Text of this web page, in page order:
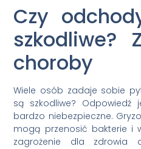
Czy
szkodliwe?
choroby
Wiele osób zadaje sobie
są szkodliwe? Odpowiedź
bardzo niebezpieczne.
mogą przenosić bakterie i
zagrożenie dla zdrowia